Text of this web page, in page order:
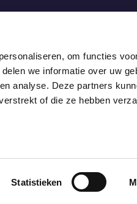
om functies
we informatie over uw
analyse. Deze partners
of die ze hebben
Statistieken
Onze
Een eigen